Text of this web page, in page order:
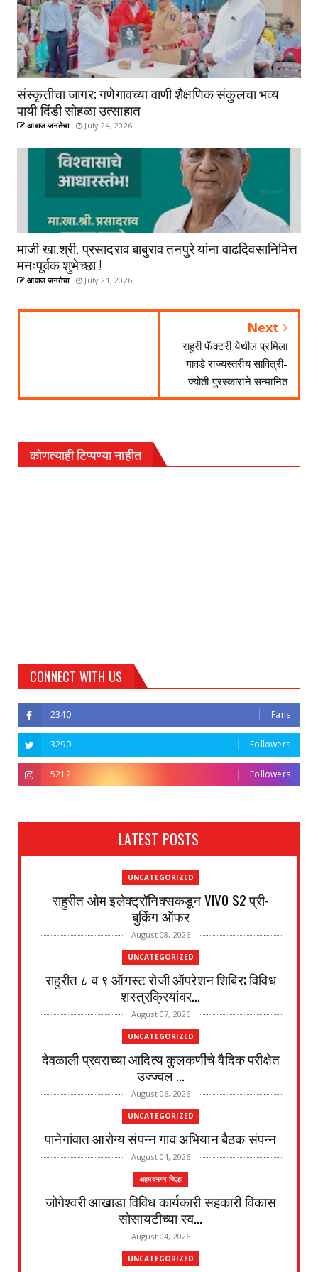
संस्कृतीचा जागर; गणेगावच्या वाणी शैक्षणिक संकुलचा भव्य
पायी दिंडी सोहळा उत्साहात
आवाज जनतेचा July 24, 2026
माजी खा.श्री. प्रसादराव बाबुराव तनपुरे यांना वाढदिवसानिमित्त
मनःपूर्वक शुभेच्छा !
आवाज जनतेचा July 21, 2026
Next
राहुरी फॅक्टरी येथील प्रमिला
गावडे राज्यस्तरीय सावित्री-
ज्योती पुरस्काराने सन्मानित
कोणत्याही टिप्पण्‍या नाहीत
CONNECT WITH US
2340 Fans
3290 Followers
5212 Followers
LATEST POSTS
UNCATEGORIZED
राहुरीत ओम इलेक्ट्रॉनिक्सकडून VIVO S2 प्री-
बुकिंग ऑफर
August 08, 2026
UNCATEGORIZED
राहुरीत ८ व ९ ऑगस्ट रोजी ऑपरेशन शिबिर; विविध
शस्त्रक्रियांवर...
August 07, 2026
UNCATEGORIZED
देवळाली प्रवराच्या आदित्य कुलकर्णीचे वैदिक परीक्षेत
उज्ज्वल ...
August 06, 2026
UNCATEGORIZED
पानेगांवात आरोग्य संपन्न गाव अभियान बैठक संपन्न
August 04, 2026
अहमदनगर जिल्हा
जोगेश्वरी आखाडा विविध कार्यकारी सहकारी विकास
सोसायटीच्या स्व...
August 04, 2026
UNCATEGORIZED